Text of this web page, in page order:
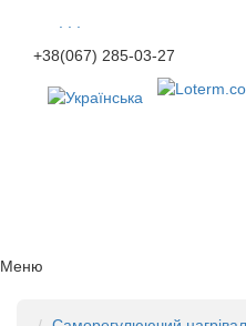
+38(067) 285-03-27
Меню